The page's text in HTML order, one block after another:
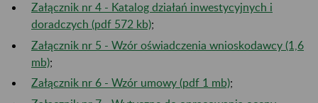
Załącznik nr 4 - Katalog działań inwestycyjnych i
doradczych (pdf 572 kb);
Załącznik nr 5 - Wzór oświadczenia wnioskodawcy (1,6
mb);
Załącznik nr 6 - Wzór umowy (pdf 1 mb);